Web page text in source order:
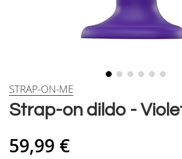
Skip
the
the
Strap-on dildo -
STRAP-ON-ME
59,99 €